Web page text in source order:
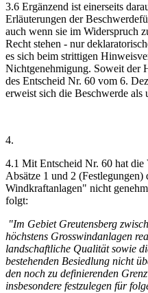
3.6 Ergänzend ist einerseits
Erläuterungen der
auch wenn sie im Widerspruch
Recht stehen - nur
es sich beim strittigen
Nichtgenehmigung. Soweit der
des Entscheid Nr. 60 vom 6.
erweist sich die Beschwerde als
4.
4.1 Mit Entscheid Nr. 60 hat
Absätze 1 und 2
Windkraftanlagen" nicht
folgt:
"Im Gebiet Greutensberg
höchstens Grosswindanlagen
landschaftliche Qualität sowie
bestehenden Besiedlung nicht
den noch zu definierenden
insbesondere festzulegen für